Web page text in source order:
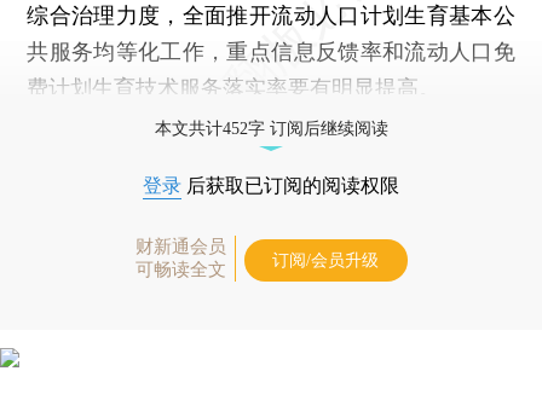
综合治理力度，全面推开流动人口计划生育基本公
共服务均等化工作，重点信息反馈率和流动人口免
费计划生育技术服务落实率要有明显提高。
本文共计452字 订阅后继续阅读
登录 后获取已订阅的阅读权限
财新通会员
可畅读全文
订阅/会员升级